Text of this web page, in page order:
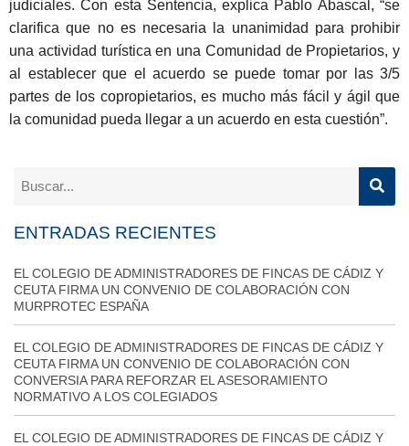
judiciales. Con esta Sentencia, explica Pablo Abascal, “se
clarifica que no es necesaria la unanimidad para prohibir
una actividad turística en una Comunidad de Propietarios, y
al establecer que el acuerdo se puede tomar por las 3/5
partes de los copropietarios, es mucho más fácil y ágil que
la comunidad pueda llegar a un acuerdo en esta cuestión”.
ENTRADAS RECIENTES
EL COLEGIO DE ADMINISTRADORES DE FINCAS DE CÁDIZ Y
CEUTA FIRMA UN CONVENIO DE COLABORACIÓN CON
MURPROTEC ESPAÑA
EL COLEGIO DE ADMINISTRADORES DE FINCAS DE CÁDIZ Y
CEUTA FIRMA UN CONVENIO DE COLABORACIÓN CON
CONVERSIA PARA REFORZAR EL ASESORAMIENTO
NORMATIVO A LOS COLEGIADOS
EL COLEGIO DE ADMINISTRADORES DE FINCAS DE CÁDIZ Y